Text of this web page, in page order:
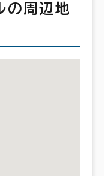
の周辺地